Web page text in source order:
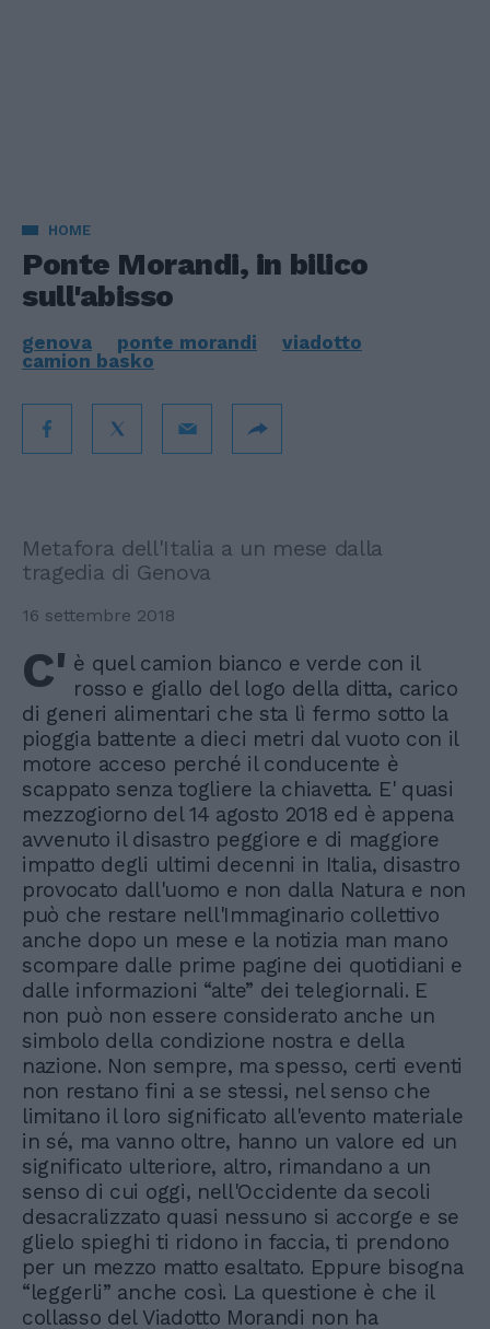
HOME
Ponte Morandi, in bilico
sull'abisso
genova ponte morandi
viadotto
camion basko
Metafora dell'Italia a un mese dalla
tragedia di Genova
16 settembre 2018
C' è quel camion bianco e verde con il
rosso e giallo del logo della ditta, carico
di generi alimentari che sta lì fermo sotto la
pioggia battente a dieci metri dal vuoto con il
motore acceso perché il conducente è
scappato senza togliere la chiavetta. E' quasi
mezzogiorno del 14 agosto 2018 ed è appena
avvenuto il disastro peggiore e di maggiore
impatto degli ultimi decenni in Italia, disastro
provocato dall'uomo e non dalla Natura e non
può che restare nell'Immaginario collettivo
anche dopo un mese e la notizia man mano
scompare dalle prime pagine dei quotidiani e
dalle informazioni “alte” dei telegiornali. E
non può non essere considerato anche un
simbolo della condizione nostra e della
nazione. Non sempre, ma spesso, certi eventi
non restano fini a se stessi, nel senso che
limitano il loro significato all'evento materiale
in sé, ma vanno oltre, hanno un valore ed un
significato ulteriore, altro, rimandano a un
senso di cui oggi, nell'Occidente da secoli
desacralizzato quasi nessuno si accorge e se
glielo spieghi ti ridono in faccia, ti prendono
per un mezzo matto esaltato. Eppure bisogna
“leggerli” anche così. La questione è che il
collasso del Viadotto Morandi non ha